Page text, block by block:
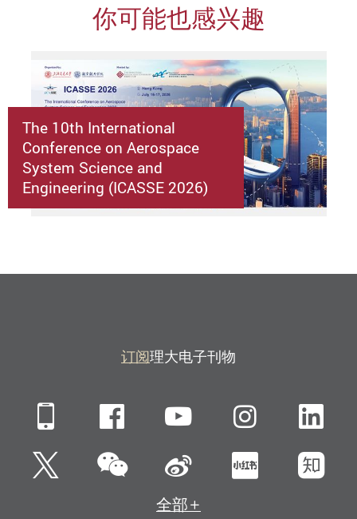
你可能也感兴趣
The 10th International
Conference on Aerospace
System Science and
Engineering (ICASSE 2026)
订阅理大电子刊物
Mobile FacebookYouTube
Twitter微信 新浪微博小红书知
全部